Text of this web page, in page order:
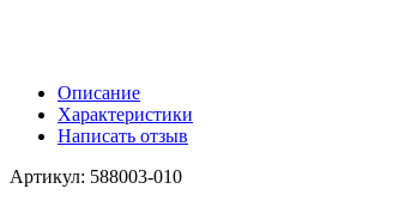
Описание
Характеристики
Написать отзыв
Артикул: 588003-010